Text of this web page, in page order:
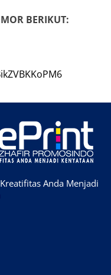
BERIKUT:
Anda Menjadi